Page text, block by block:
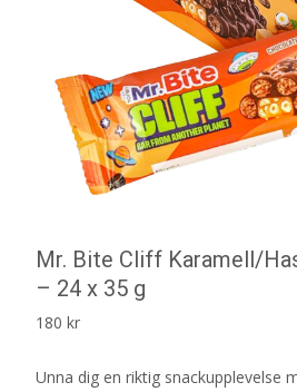
Mr. Bite Cliff Karamell/
– 24 x 35 g
180 kr
Unna dig en riktig snackupplevelse